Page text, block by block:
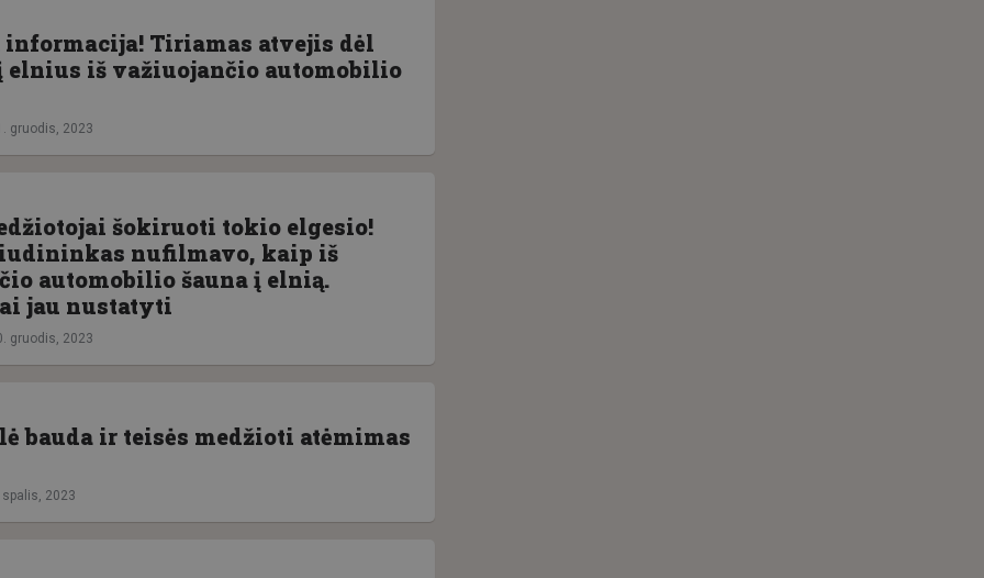
informacija! Tiriamas atvejis dėl
elnius iš važiuojančio automobilio
gruodis, 2023
šokiruoti tokio elgesio!
nufilmavo, kaip iš
automobilio šauna į elnią.
jau nustatyti
gruodis, 2023
bauda ir teisės medžioti atėmimas
spalis, 2023